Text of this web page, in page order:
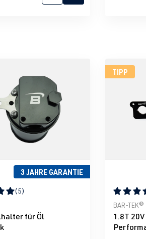
3 JAHRE GARANTIE
Bewertung von 5 von 5 Sternen
(5)
für Öl
TIPP
BAR-TEK®
1.8T